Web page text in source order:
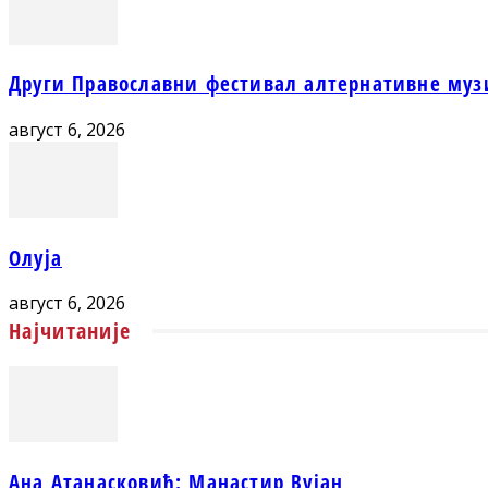
Други Православни фестивал алтернативне
август 6, 2026
Олуја
август 6, 2026
Најчитаније
Ана Атанасковић: Манастир Вујан